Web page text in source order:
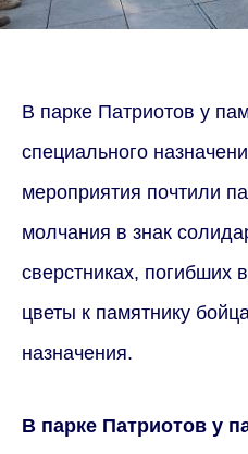
В парке Патриотов у
специального
мероприятия почтили
молчания в знак
сверстниках, погибших
цветы к памятнику
назначения.
В парке Патриотов у